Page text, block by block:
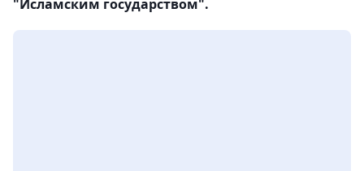
"Исламским государством".